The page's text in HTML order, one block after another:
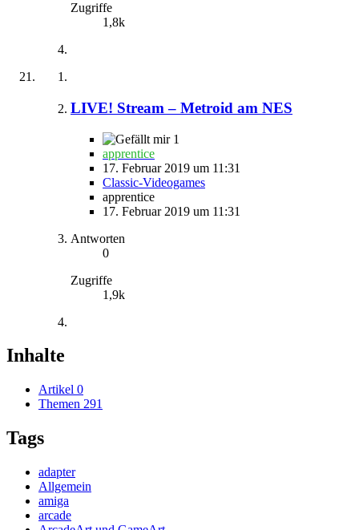
Zugriffe
1,8k
LIVE! Stream – Metroid am NES
1
apprentice
17. Februar 2019 um 11:31
Classic-Videogames
apprentice
17. Februar 2019 um 11:31
Antworten
0
Zugriffe
1,9k
Inhalte
Artikel 0
Themen 291
Tags
adapter
Allgemein
amiga
arcade